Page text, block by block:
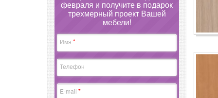
февраля и получите в подарок
трехмерный проект Вашей
мебели!
Имя *
Телефон
E-mail *